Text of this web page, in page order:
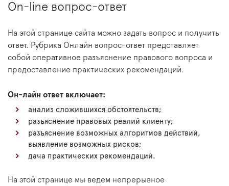
On-line вопрос-ответ
На этой странице сайта можно задать вопрос и получить
ответ. Рубрика Онлайн вопрос-ответ представляет
собой оперативное разъяснение правового вопроса и
предоставление практических рекомендаций.
Он-лайн ответ включает:
анализ сложившихся обстоятельств;
разъяснение правовых реалий клиенту;
разъяснение возможных алгоритмов действий,
выявление возможных рисков;
дача практических рекомендаций.
На этой странице мы ведем непрерывное